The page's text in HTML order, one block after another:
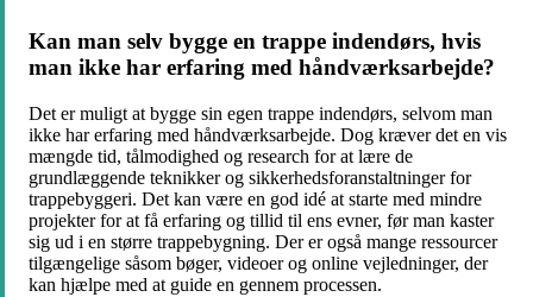
Kan man selv bygge en trappe indendørs, hvis
man ikke har erfaring med håndværksarbejde?
Det er muligt at bygge sin egen trappe indendørs, selvom man
ikke har erfaring med håndværksarbejde. Dog kræver det en vis
mængde tid, tålmodighed og research for at lære de
grundlæggende teknikker og sikkerhedsforanstaltninger for
trappebyggeri. Det kan være en god idé at starte med mindre
projekter for at få erfaring og tillid til ens evner, før man kaster
sig ud i en større trappebygning. Der er også mange ressourcer
tilgængelige såsom bøger, videoer og online vejledninger, der
kan hjælpe med at guide en gennem processen.